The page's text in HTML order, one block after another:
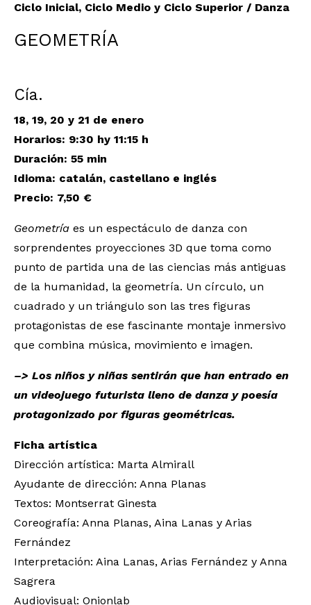
Ciclo Inicial, Ciclo Medio y Ciclo Superior / Danza
GEOMETRÍA
Cía.
18, 19, 20 y 21 de enero
Horarios: 9:30 hy 11:15 h
Duración: 55 min
Idioma: catalán, castellano e inglés
Precio: 7,50 €
Geometría es un espectáculo de danza con
sorprendentes proyecciones 3D que toma como
punto de partida una de las ciencias más antiguas
de la humanidad, la geometría. Un círculo, un
cuadrado y un triángulo son las tres figuras
protagonistas de ese fascinante montaje inmersivo
que combina música, movimiento e imagen.
–> Los niños y niñas sentirán que han entrado en
un videojuego futurista lleno de danza y poesía
protagonizado por figuras geométricas.
Ficha artística
Dirección artística: Marta Almirall
Ayudante de dirección: Anna Planas
Textos: Montserrat Ginesta
Coreografía: Anna Planas, Aina Lanas y Arias
Fernández
Interpretación: Aina Lanas, Arias Fernández y Anna
Sagrera
Audiovisual: Onionlab